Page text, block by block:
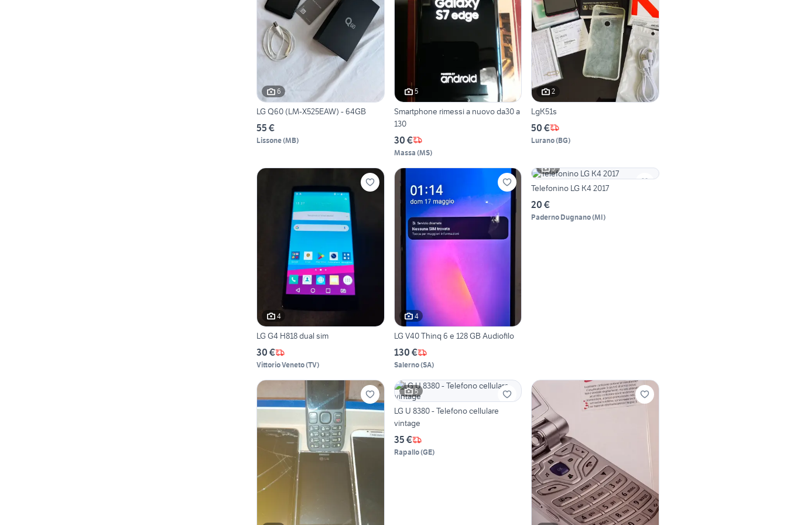
6
LG Q60 (LM-X525EAW) - 64GB
55 €
Lissone(MB)
5
Smartphone rimessi a nuovo da30 a
130
30 €
Massa (MS)
2
LgK51s
50 €
Lurano(BG)
4
LG G4 H818 dual sim
30 €
Vittorio Veneto(TV)
4
LG V40 Thinq 6 e 128 GB Audiofilo
130 €
Salerno(SA)
5
Telefonino LG K4 2017
20 €
Paderno Dugnano(MI)
5
LG U 8380 - Telefono cellulare
vintage
35 €
Rapallo(GE)